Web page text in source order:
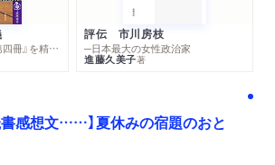
─『丸山眞男講義録 第四冊』を精読する
評伝 市川房枝
─日本最大の女性政治家
進藤久美子著
書感想文……】夏休みの宿題のおと